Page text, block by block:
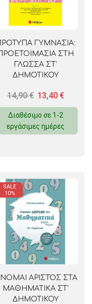
ΓΥΜΝΑΣΙΑ:
ΠΡΟΕΤΟΙΜΑΣΙΑ ΣΤΗ
ΓΛΩΣΣΑ ΣΤ’
ΔΗΜΟΤΙΚΟΥ
14,90€ 13,40 €
Διαθέσιμο σε 1-2
εργάσιμες ημέρες
SALE
10%
ΑΡΙΣΤΟΣ ΣΤΑ
ΜΑΘΗΜΑΤΙΚΑ ΣΤ’
ΔΗΜΟΤΙΚΟΥ